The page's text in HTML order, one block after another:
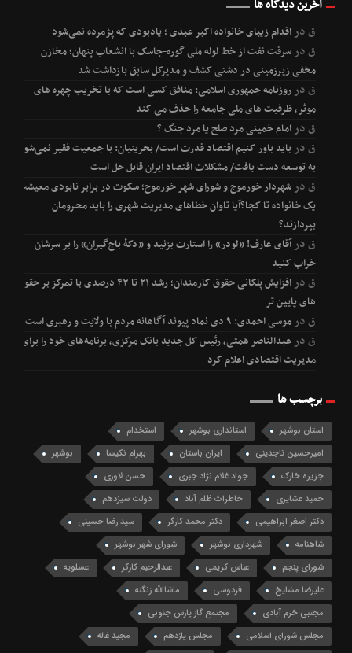
آخرین دیدگاه ها
قدراقدام زیبای خانواده اکبر عبدی ؛ یادبودی که پژمرده نمی‌شود
قدرسرقت نفت از خط لوله ملی گوره-جاسک با انشعاب پنهان؛ مخازن
مخفی زیرزمینی در دشتی کشف و مدیرکل سابق بازداشت شد
قدرروزنامه جمهوری اسلامی: منافق کسی است که با تخریب چهره های
موثر، ظرفیت های ملی جامعه را حذف می کند
قدرامام خمینی مرد صلح یا مرد جنگ ؟
قدرباید باور کنیم اقتصاد قدرت است/ بحرینیان: با جمعیت فقیر نمی‌شود
به توسعه دست یافت/ مشکلات اقتصاد ایران قابل حل است
قدرشهردار خورموج و شورای شهر خورموج؛ سکوت در برابر نابودی معیشت
یک خانواده تا کجا؟آیا تاوان خطاهای مدیریت شهری را باید محرومان
بپردازند؟
قدرآقای عارف! «لودر» را استارت بزنید و «دکۀ باج‌گیران» را بر سرشان
خراب کنید
قدر
افزایش پلکانی حقوق کارمندان؛ رشد ۲۱ تا ۴۳ درصدی با تمرکز بر حقوق
های پایین تر
قدرموسی احمدی: ۹ دی نماد پیوند آگاهانه مردم با ولایت و رهبری است
قدرعبدالناصر همتی، رئیس کل جدید بانک مرکزی، برنامه‌های خود را برای
مدیریت اقتصادی اعلام کرد
برچسب ها
استان بوشهر استانداری بوشهر
استخدام
امیرحسین تاجدینی
ایران باستان بهرام نکیسا
بوشهر
جزیره خارک
جواد غلام نژاد جبری
حسن لاوری
حمید عشایری
خاطرات ظلم آباد
دولت سیزدهم
دکتر اصغر ابراهیمی
دکتر محمد کارگر
سید رضا حسینی
شاهنامه
شهرداری بوشهر
شورای شهر بوشهر
شورای پنجم
عباس کریمی عبدالرحیم کارگر
عسلویه
علیرضا مشایخ
فردوسی
ماشاالله زنگنه
مجتبی خرم آبادی
مجتمع گاز پارس جنوبی
مجلس شورای اسلامی
مجلس یازدهم
مجید غاله